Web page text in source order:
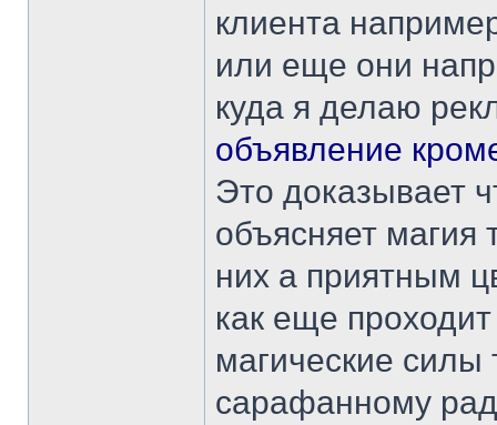
клиента
или еще они
куда я делаю
объявление
Это доказывает
объясняет магия
них а приятным
как еще
магические
сарафанному